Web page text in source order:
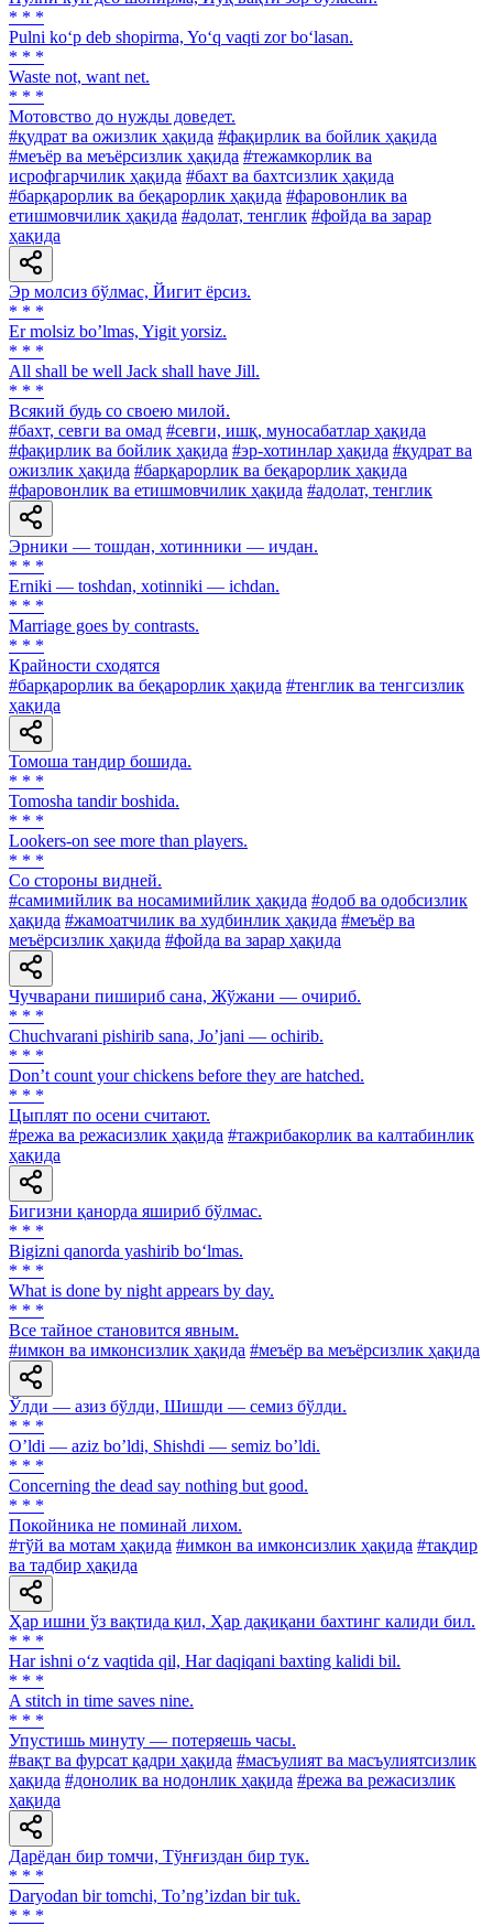
* * *
Pulni ko‘p deb shopirma, Yo‘q vaqti zor bo‘lasan.
* * *
Waste not, want net.
* * *
Мотовство до нужды доведет.
#қудрат ва ожизлик ҳақида #фақирлик ва бойлик ҳақида
#меъёр ва меъёрсизлик ҳақида #тежамкорлик ва
исрофгарчилик ҳақида #бахт ва бахтсизлик ҳақида
#барқарорлик ва беқарорлик ҳақида #фаровонлик ва
етишмовчилик ҳақида #адолат, тенглик #фойда ва зарар
ҳақида
Эр молсиз бўлмас, Йигит ёрсиз.
* * *
Er molsiz boʼlmas, Yigit yorsiz.
* * *
All shall be well Jack shall have Jill.
* * *
Всякий будь со своею милой.
#бахт, севги ва омад #севги, ишқ, муносабатлар ҳақида
#фақирлик ва бойлик ҳақида #эр-хотинлар ҳақида #қудрат ва
ожизлик ҳақида #барқарорлик ва беқарорлик ҳақида
#фаровонлик ва етишмовчилик ҳақида #адолат, тенглик
Эрники — тошдан, хотинники — ичдан.
* * *
Erniki — tоshdan, xotinniki — ichdan.
* * *
Marriage goes by contrasts.
* * *
Крайности сходятся
#барқарорлик ва беқарорлик ҳақида #тенглик ва тенгсизлик
ҳақида
Томоша тандир бошида.
* * *
Tomosha tandir boshida.
* * *
Lookers-on see more than players.
* * *
Co стороны видней.
#самимийлик ва носамимийлик ҳақида #одоб ва одобсизлик
ҳақида #жамоатчилик ва худбинлик ҳақида #меъёр ва
меъёрсизлик ҳақида #фойда ва зарар ҳақида
Чучварани пишириб сана, Жўжани — очириб.
* * *
Chuchvarani pishirib sana, Joʼjani — ochirib.
* * *
Don’t count your сhickens before they are hatched.
* * *
Цыплят по осени считают.
#режа ва режасизлик ҳақида #тажрибакорлик ва калтабинлик
ҳақида
Бигизни қанорда яшириб бўлмас.
* * *
Bigizni qanorda yashirib bo‘lmas.
* * *
What is done by night appears by day.
* * *
Все тайное становится явным.
#имкон ва имконсизлик ҳақида #меъёр ва меъёрсизлик ҳақида
Ўлди — азиз бўлди, Шишди — семиз бўлди.
* * *
Oʼldi — aziz boʼldi, Shishdi — semiz boʼldi.
* * *
Concerning the dead say nothing but good.
* * *
Покойника не поминай лихом.
#тўй ва мотам ҳақида #имкон ва имконсизлик ҳақида #тақдир
ва тадбир ҳақида
Ҳар ишни ўз вақтида қил, Ҳар дақиқани бахтинг калиди бил.
* * *
Har ishni o‘z vaqtida qil, Har daqiqani baxting kalidi bil.
* * *
A stitch in time saves nine.
* * *
Упустишь минуту — потеряешь часы.
#вақт ва фурсат қадри ҳақида #масъулият ва масъулиятсизлик
ҳақида #донолик ва нодонлик ҳақида #режа ва режасизлик
ҳақида
Дарёдан бир томчи, Тўнғиздан бир тук.
* * *
Daryodan bir tomchi, Toʼngʼizdan bir tuk.
* * *